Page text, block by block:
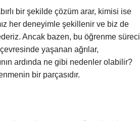
bir şekilde çözüm arar, kimisi ise
her deneyimle şekillenir ve biz de
Ancak bazen, bu öğrenme süreci
yaşanan ağrılar,
ardında ne gibi nedenler olabilir?
bir parçasıdır.